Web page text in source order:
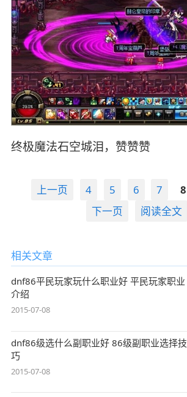
终极魔法石空城泪，赞赞赞
上一页 4 5 6 7 8
下一页
阅读全文
相关文章
dnf86平民玩家玩什么职业好 平民玩家职业
介绍
2015-07-08
dnf86级选什么副职业好 86级副职业选择技
巧
2015-07-08